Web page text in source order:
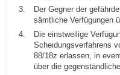
Der Gegner der
sämtliche Verfügungen
Die einstweilige
Scheidungsverfahrens
88/18z erlassen, in
über die